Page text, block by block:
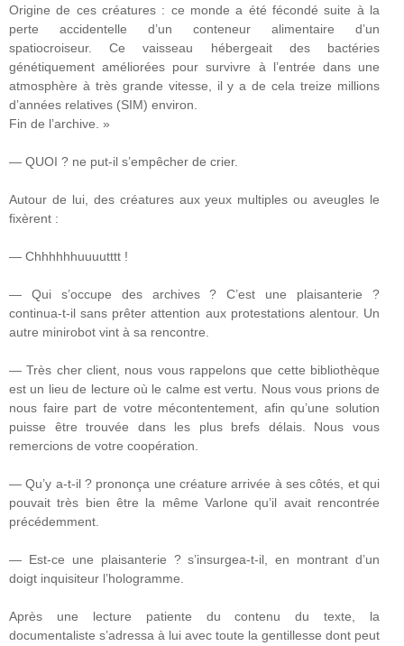
Origine de ces créatures : ce monde a été fécondé suite à la
perte accidentelle d’un conteneur alimentaire d’un
spatiocroiseur. Ce vaisseau hébergeait des bactéries
génétiquement améliorées pour survivre à l’entrée dans une
atmosphère à très grande vitesse, il y a de cela treize millions
d’années relatives (SIM) environ.
Fin de l’archive. »
— QUOI ? ne put-il s’empêcher de crier.
Autour de lui, des créatures aux yeux multiples ou aveugles le
fixèrent :
— Chhhhhhuuuutttt !
— Qui s’occupe des archives ? C’est une plaisanterie ?
continua-t-il sans prêter attention aux protestations alentour. Un
autre minirobot vint à sa rencontre.
— Très cher client, nous vous rappelons que cette bibliothèque
est un lieu de lecture où le calme est vertu. Nous vous prions de
nous faire part de votre mécontentement, afin qu’une solution
puisse être trouvée dans les plus brefs délais. Nous vous
remercions de votre coopération.
— Qu’y a-t-il ? prononça une créature arrivée à ses côtés, et qui
pouvait très bien être la même Varlone qu’il avait rencontrée
précédemment.
— Est-ce une plaisanterie ? s’insurgea-t-il, en montrant d’un
doigt inquisiteur l’hologramme.
Après une lecture patiente du contenu du texte, la
documentaliste s’adressa à lui avec toute la gentillesse dont peut